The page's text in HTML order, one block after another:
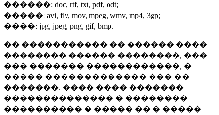
������: doc, rtf, txt, pdf, odt;
�����: avi, flv, mov, mpeg, wmv, mp4, 3gp;
����: jpg, jpeg, png, gif, bmp.
�� ����������� �� ������ ����
�������� ������ ��������, ���
��� ������� ������������, �
����� ������������� ��� ��
�������. ���� ���� �������
�������������� � ��������
���������� � ����� �� � �����